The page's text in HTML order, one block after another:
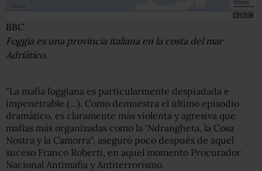
BBC
Foggia es una provincia italiana en la costa del mar
Adriático.
"La mafia foggiana es particularmente despiadada e
impenetrable (…). Como demuestra el último episodio
dramático, es claramente más violenta y agresiva que
mafias más organizadas como la ‘Ndrangheta, la Cosa
Nostra y la Camorra", aseguró poco después de aquel
suceso Franco Roberti, en aquel momento Procurador
Nacional Antimafia y Antiterrorismo.